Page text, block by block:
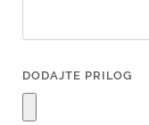
DODAJTE PRILOG